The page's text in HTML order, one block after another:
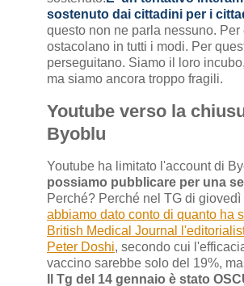
sostenuto dai cittadini per i
questo non ne parla nessuno. Per
ostacolano in tutti i modi. Per
perseguitano. Siamo il loro
ma siamo ancora troppo fragili.
Youtube verso la
Byoblu
Youtube ha limitato l'account di
possiamo pubblicare per una
Perché? Perché nel TG di giovedì
abbiamo dato conto di quanto ha
British Medical Journal
Peter Doshi, secondo cui
vaccino sarebbe solo del 19%,
Il Tg del 14 gennaio è stato